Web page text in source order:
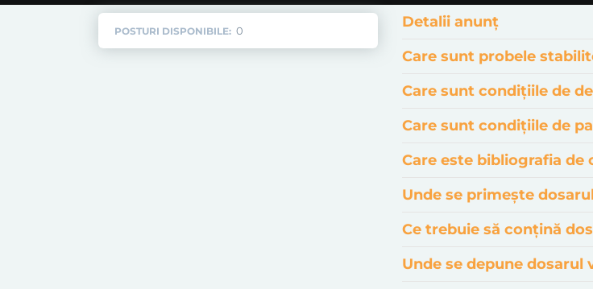
POSTURI DISPONIBILE: 0
Detalii anunț
Care sunt probele
Care sunt condițiile de
Care sunt condițiile de
Care este bibliografia de
Unde se primește
Ce trebuie să conțină
Unde se depune dosarul